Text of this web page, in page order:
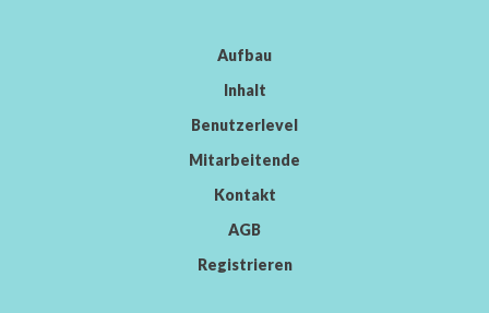
Aufbau
Inhalt
Benutzerlevel
Mitarbeitende
Kontakt
AGB
Registrieren